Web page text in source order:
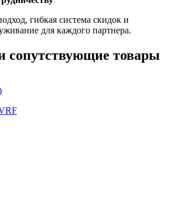
гибкая система скидок и
для каждого партнера.
сопутствующие товары